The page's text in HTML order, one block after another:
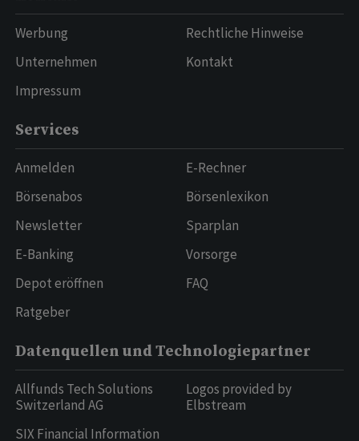
Werbung
Unternehmen
Impressum
Rechtliche Hinweise
Kontakt
Services
Anmelden
Börsenabos
Newsletter
E-Banking
Depot eröffnen
Ratgeber
E-Rechner
Börsenlexikon
Sparplan
Vorsorge
FAQ
Datenquellen und Technologiepartner
Allfunds Tech Solutions
Switzerland AG
SIX Financial Information
Logos provided by
Elbstream